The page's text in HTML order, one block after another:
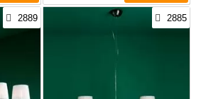
2889 2885